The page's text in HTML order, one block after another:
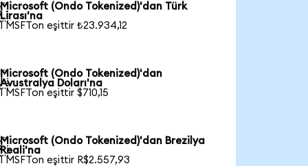
Microsoft (Ondo Tokenized)'dan Türk
Lirası'na
1 MSFTon eşittir ₺23.934,12
Microsoft (Ondo Tokenized)'dan
Avustralya Doları'na
1 MSFTon eşittir $710,15
Microsoft (Ondo Tokenized)'dan Brezilya
Reali'na
1 MSFTon eşittir R$2.557,93